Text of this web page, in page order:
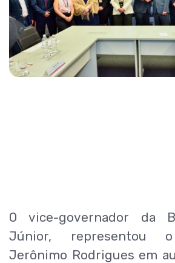
O vice-governador da
Júnior, representou
Jerônimo Rodrigues em